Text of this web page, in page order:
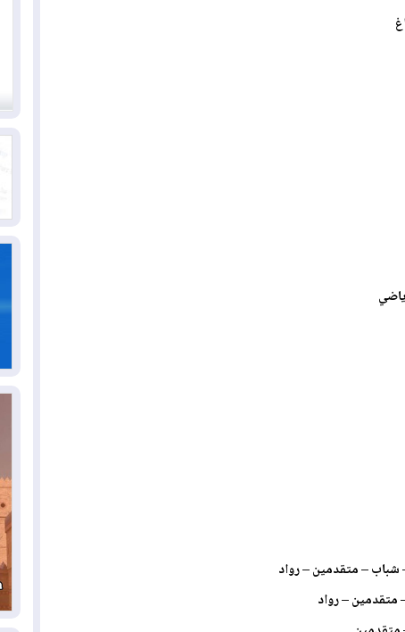
شباب – متقدمين – رواد
متقدمين – رواد